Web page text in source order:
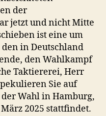
der
jetzt und nicht Mitte
ist eine um
in Deutschland
den Wahlkampf
Taktiererei, Herr
Sie auf
Wahl in Hamburg,
2025 stattfindet.